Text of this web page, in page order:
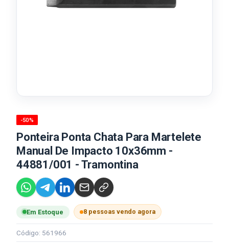
-50%
Ponteira Ponta Chata Para Martelete
Manual De Impacto 10x36mm -
44881/001 - Tramontina
Em Estoque 8 pessoas vendo agora
Código: 561966